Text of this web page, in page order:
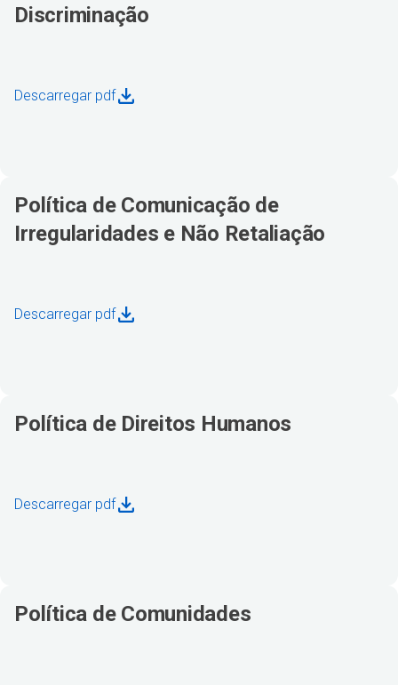
Discriminação
Descarregar pdf
Política de Comunicação de
Irregularidades e Não Retaliação
Descarregar pdf
Política de Direitos Humanos
Descarregar pdf
Política de Comunidades